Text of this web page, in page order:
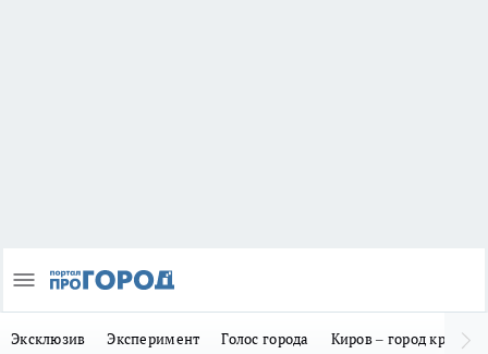
Эксклюзив Эксперимент Голос города Киров – город